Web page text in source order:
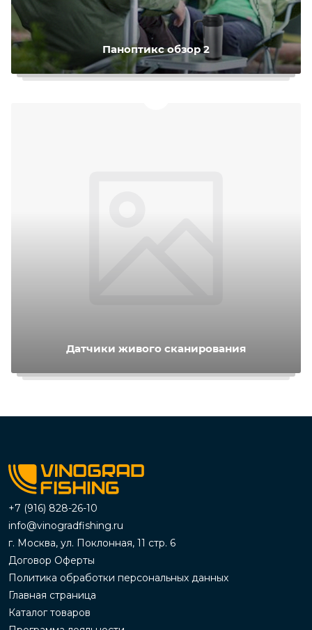
Паноптикс обзор 2
Датчики живого сканирования
+7 (916) 828-26-10
info@vinogradfishing.ru
г. Москва, ул. Поклонная, 11 стр. 6
Договор Оферты
Политика обработки персональных данных
Главная страница
Каталог товаров